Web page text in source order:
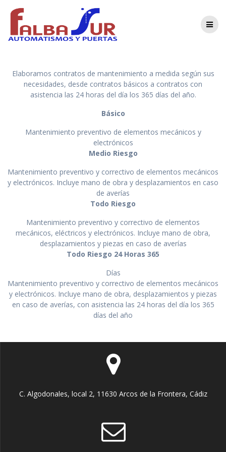
contenido
Mantenimiento
Elaboramos contratos de mantenimiento a medida según sus
necesidades, desde contratos básicos a contratos con
asistencia las 24 horas del día los 365 días del año.
Básico
Mantenimiento preventivo de elementos mecánicos y
electrónicos
Medio Riesgo
Mantenimiento preventivo y correctivo de elementos mecánicos
y electrónicos. Incluye mano de obra y desplazamientos en caso
de averías
Todo Riesgo
Mantenimiento preventivo y correctivo de elementos
mecánicos, eléctricos y electrónicos. Incluye mano de obra,
desplazamientos y piezas en caso de averías
Todo Riesgo 24 Horas 365
Días
Mantenimiento preventivo y correctivo de elementos mecánicos
y electrónicos. Incluye mano de obra, desplazamientos y piezas
en caso de averías, con asistencia las 24 horas del día los 365
días del año
C. Algodonales, local 2, 11630 Arcos de la Frontera, Cádiz